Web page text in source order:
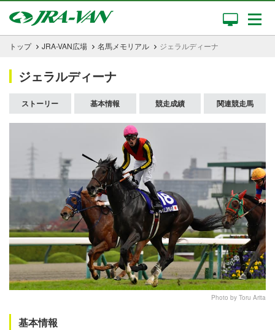
トップ JRA-VAN広場 名馬メモリアル ジェラルディーナ
ジェラルディーナ
ストーリー 基本情報 競走成績 関連競走馬
Photo by Toru Arita
基本情報